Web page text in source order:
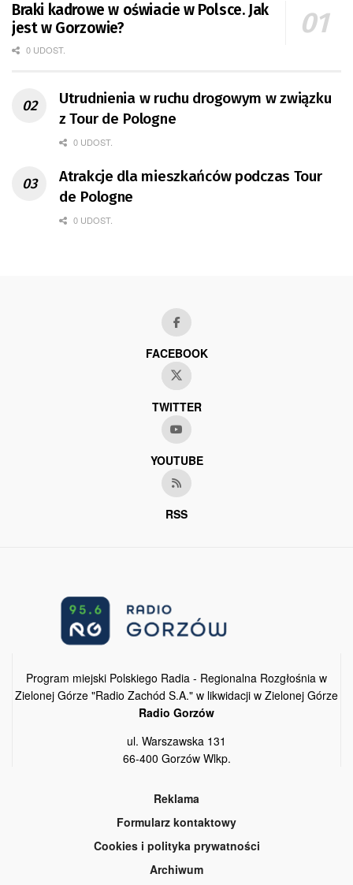
Braki kadrowe w oświacie w Polsce. Jak
jest w Gorzowie?
0 UDOST.
Utrudnienia w ruchu drogowym w związku
z Tour de Pologne
0 UDOST.
Atrakcje dla mieszkańców podczas Tour
de Pologne
0 UDOST.
FACEBOOK
TWITTER
YOUTUBE
RSS
Program miejski Polskiego Radia - Regionalna Rozgłośnia w
Zielonej Górze "Radio Zachód S.A." w likwidacji w Zielonej Górze
Radio Gorzów
ul. Warszawska 131
66-400 Gorzów Wlkp.
Reklama
Formularz kontaktowy
Cookies i polityka prywatności
Archiwum